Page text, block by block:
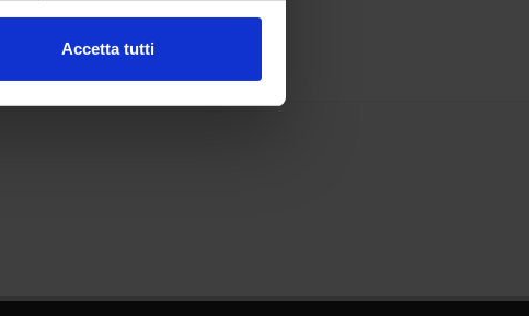
Accetta tutti